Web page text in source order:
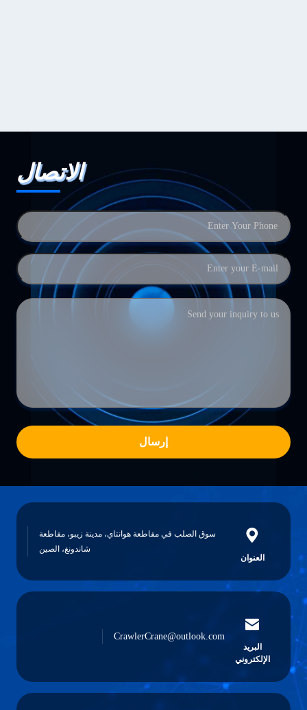
الاتصال
إرسال
العنوان
سوق الصلب في مقاطعة هوانتاي، مدينة زيبو، مقاطعة
شاندونغ، الصين
البريد
الإلكتروني
CrawlerCrane@outlook.com